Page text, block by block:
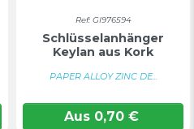
Ref: GI976594
Schlüsselanhänger
Keylan aus Kork
PAPER ALLOY ZINC DE...
Aus0,70 €